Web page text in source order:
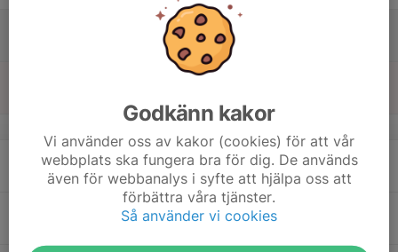
Godkänn kakor
Vi använder oss av kakor (cookies) för att vår
webbplats ska fungera bra för dig. De används
även för webbanalys i syfte att hjälpa oss att
förbättra våra tjänster.
Så använder vi cookies